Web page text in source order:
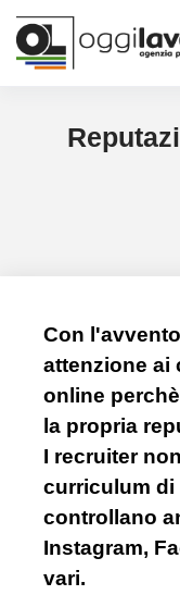
Con
attenzione ai
online
la propria
I recruiter
curriculum di
controllano
Instagram,
vari.